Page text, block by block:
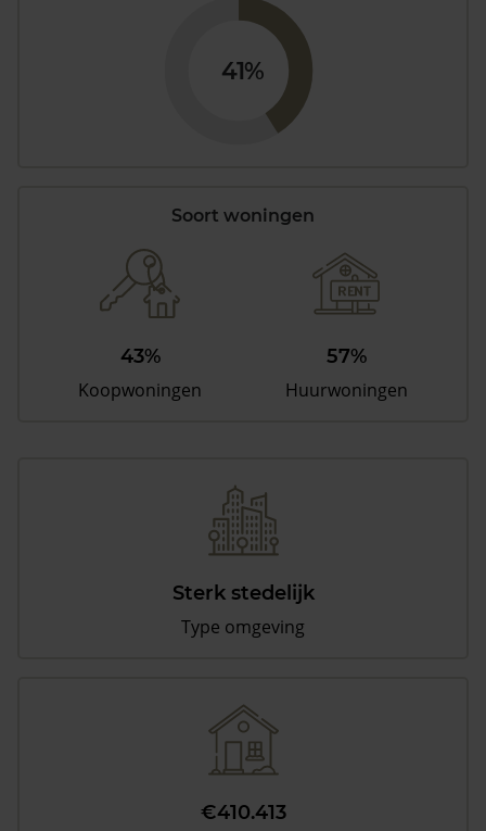
41%
Soort woningen
43%
Koopwoningen
57%
Huurwoningen
Sterk stedelijk
Type omgeving
€410.413